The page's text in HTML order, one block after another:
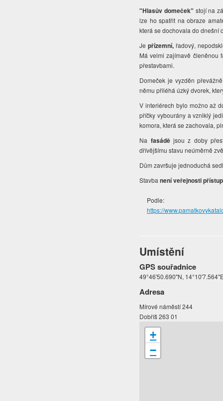
"Hlasův domeček" stojí na
lze ho spatřit na obraze
která se dochovala do dnešní
Je přízemní,řadový,
Má velmi zajímavě členěnou
přestavbami.
Domeček je vyzděn
němu přiléhá úzký dvorek,
V interiérech bylo možno až
příčky vybourány a vzniklý
komora, která se zachovala,
Na fasádějsou z doby
dřívějšímu stavu neúměrně
Dům završuje jednoduchá
Stavbanení veřejnosti
Podle:
https://
Umístění
GPS souřadnice
49°46'50.690"N,
Adresa
Mírové náměstí 244
Dobříš 263 01
+
−